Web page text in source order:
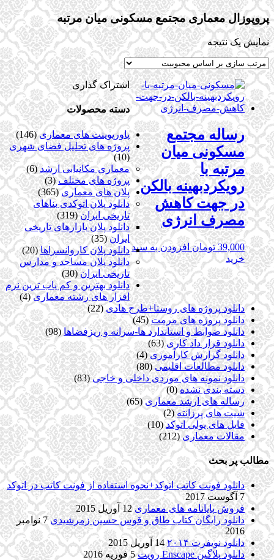
پروپوزال معماری مجتمع مسکونی میان مرتبه
نمایش یک نتیجه
رساله مجتمع
مسکونی میان
مرتبه با
رویکردبهینه بالکن
در جهت کاهش
مصرف انرژی
39,000 تومان افزودن به سبد
خرید
اشتراک گذاری
دسته محصولات
پاورپوینت های معماری (146)
پروژه های تحلیل فضای شهری
(10)
معماری مکانیابی ارشد (6)
پروژه های مختلف (3)
پلان های معماری (365)
دانلود پلان اتوکدی بناهای
تاریخی ایران (319)
دانلود پلان بازارهای تاریخی
ایران (35)
دانلود پلان کاروانسراها (20)
دانلود پلان مساجد و مدارس
تاریخی ایران (30)
دانلود بهترین و کم یاب ترین نرم
افزار های رشته معماری (4)
دانلود پروژه های روستا+طرح هادی (22)
دانلود پروژه های مرمت (45)
دانلود ضوابط و استاندارد ها-سرانه و ریزفضاها (98)
دانلود قرار داد کاری (63)
دانلود گزارش کارآموزی (4)
دانلود مطالعات اقلیمی (80)
دانلود نمونه های موردی داخلی و خاجی (83)
دسته بندی نشده (0)
رساله های ارشد معماری (65)
شیت های پرزانته (2)
فایل های پولی اتوکد (10)
مقالات معماری (212)
مطالب پر بحث
دانلود فونت کاتب اتوکد+نحوه استفاده از فونت کاتب در اتوکد
7 آگوست 2017
فروش پایانامه های معماری 12 آوریل 2015
دانلود رایگان کتاب طاق و قوس حسین زمرشیدی
7 نوامبر
2016
دانلود نویفرت ۲۰۱۴
14 آوریل 2015
دانلود پلاگین Enscape رویت
5 فوریه 2016